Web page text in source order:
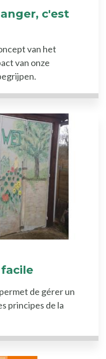
c'est
van het
van onze
de gérer un
principes de la